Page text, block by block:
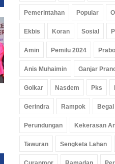
Yayasan Startec Jalin Kerja
Pemerintahan Popular
Ekbis Koran Sosial
Amin Pemilu 2024
Anis Muhaimin Ganjar
Golkar Nasdem Pks
Gerindra Rampok Begal
Perundungan Kekerasan
Tawuran Sengketa Lahan